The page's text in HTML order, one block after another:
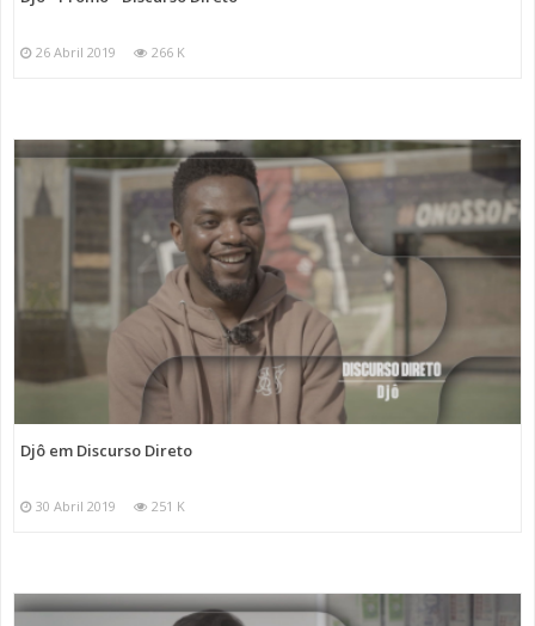
26 Abril 2019 266 K
Djô em Discurso Direto
30 Abril 2019 251 K